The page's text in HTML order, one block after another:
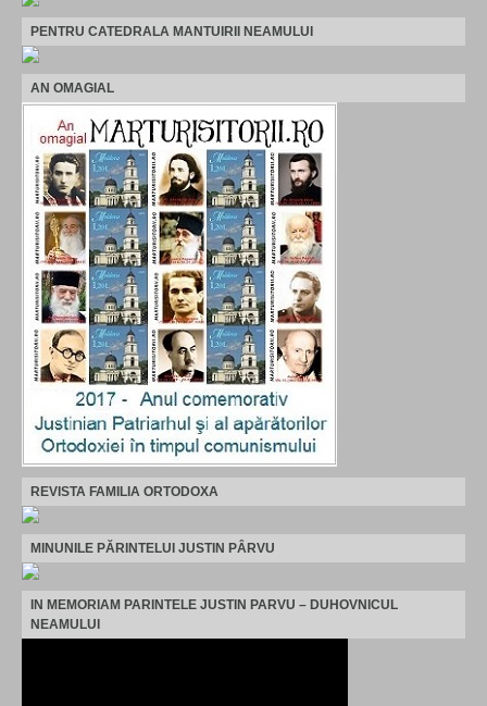
PENTRU CATEDRALA MANTUIRII NEAMULUI
AN OMAGIAL
REVISTA FAMILIA ORTODOXA
MINUNILE PĂRINTELUI JUSTIN PÂRVU
IN MEMORIAM PARINTELE JUSTIN PARVU – DUHOVNICUL
NEAMULUI